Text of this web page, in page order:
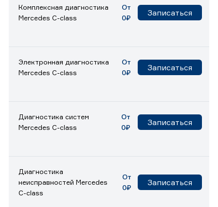
Комплексная диагностика
Mercedes C-class
От
0₽
Записаться
Электронная диагностика
Mercedes C-class
От
0₽
Записаться
Диагностика систем
Mercedes C-class
От
0₽
Записаться
Диагностика
неисправностей Mercedes
C-class
От
0₽
Записаться